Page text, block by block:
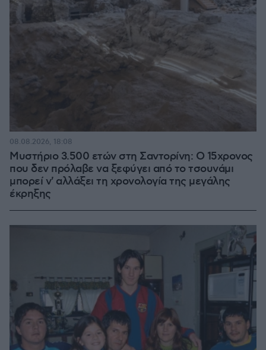
Μυστήριο 3.500 ετών στη Σαντορίνη: Ο 15χρονος
που δεν πρόλαβε να ξεφύγει από το τσουνάμι
μπορεί ν' αλλάξει τη χρονολογία της μεγάλης
έκρηξης
08.08.2026, 18:08